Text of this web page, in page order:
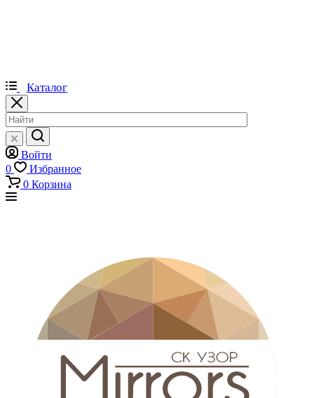
Каталог
Войти
0
Избранное
0 Корзина